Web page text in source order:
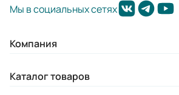
Мы в социальных сетях
Компания
Каталог товаров